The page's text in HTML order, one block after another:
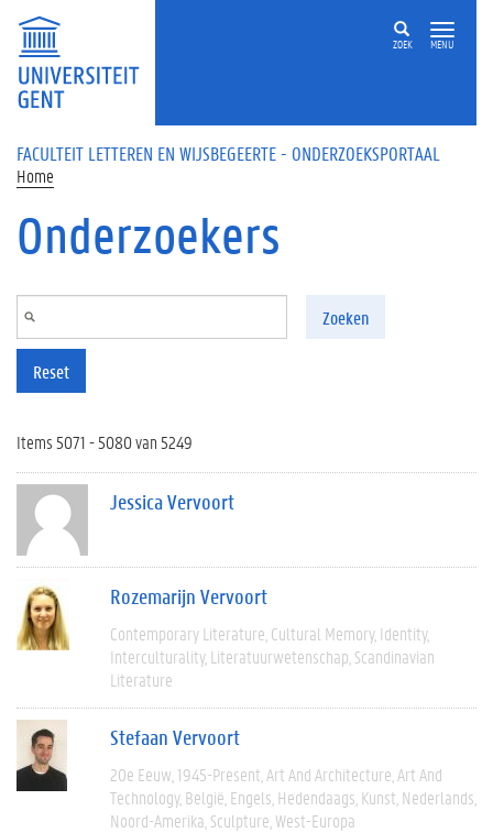
Overslaan en naar de inhoud gaan
ZOEK MENU
FACULTEIT LETTEREN EN WIJSBEGEERTE - ONDERZOEKSPORTAAL
Home
Onderzoekers
Zoeken
Reset
Items 5071 - 5080 van 5249
Jessica Vervoort
Rozemarijn Vervoort
Contemporary Literature Cultural Memory Identity
Interculturality Literatuurwetenschap Scandinavian
Literature
Stefaan Vervoort
20e Eeuw 1945-Present Art And Architecture Art And
Technology België Engels Hedendaags Kunst Nederlands
Noord-Amerika Sculpture West-Europa